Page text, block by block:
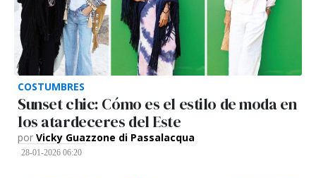
COSTUMBRES
Sunset chic: Cómo es el estilo de moda en
los atardeceres del Este
por Vicky Guazzone di Passalacqua
28-01-2026 06:20